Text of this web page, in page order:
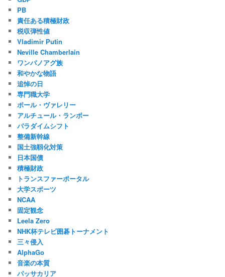
PB
責任ある積極財政
税収弾性値
Vladimir Putin
Neville Chamberlain
ワンパノアグ族
和やかな物語
追悼の日
専門職大学
ポール・ヴァレリー
アルチュール・ランボー
パラダイムシフト
整備新幹線
国土強靱化対策
日本国債
積極財政
トランスファーポータル
大学スポーツ
NCAA
固定観念
Leela Zero
NHK杯テレビ囲碁トーナメント
三々侵入
AlphaGo
音楽の本質
パッサカリア